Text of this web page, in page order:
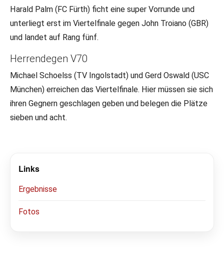
Harald Palm (FC Fürth) ficht eine super Vorrunde und
unterliegt erst im Viertelfinale gegen John Troiano (GBR)
und landet auf Rang fünf.
Herrendegen V70
Michael Schoelss (TV Ingolstadt) und Gerd Oswald (USC
München) erreichen das Viertelfinale. Hier müssen sie sich
ihren Gegnern geschlagen geben und belegen die Plätze
sieben und acht.
Links
Ergebnisse
Fotos